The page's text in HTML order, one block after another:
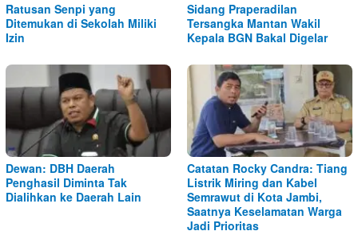
Ratusan Senpi yang
Ditemukan di Sekolah Miliki
Izin
Sidang Praperadilan
Tersangka Mantan Wakil
Kepala BGN Bakal Digelar
Dewan: DBH Daerah
Penghasil Diminta Tak
Dialihkan ke Daerah Lain
Catatan Rocky Candra: Tiang
Listrik Miring dan Kabel
Semrawut di Kota Jambi,
Saatnya Keselamatan Warga
Jadi Prioritas